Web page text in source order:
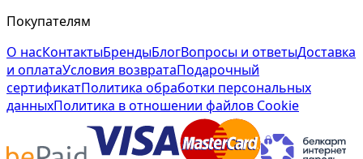
Покупателям
О насКонтактыБрендыБлогВопросы и ответыДоставка
и оплатаУсловия возвратаПодарочный
сертификатПолитика обработки персональных
данныхПолитика в отношении файлов Cookie